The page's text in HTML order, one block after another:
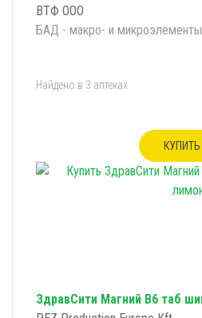
ВТФ ООО
БАД - макро- и микроэлементы
Найдено в 3 аптеках
КУПИТЬ
ЗдравСити Магний B6 таб